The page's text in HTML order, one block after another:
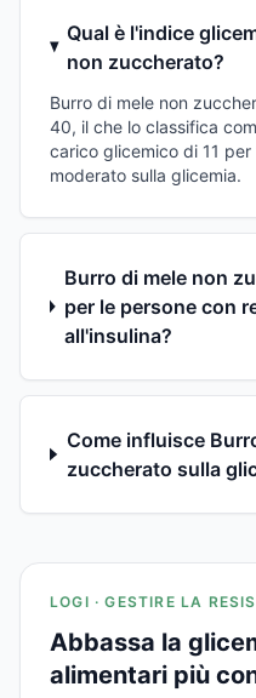
Qual è l'indice
non zuccherato?
Burro di mele non
40, il che lo classifica
carico glicemico di 11
moderato sulla glicemia.
Burro di mele non
per le persone con
all'insulina?
Come influisce
zuccherato sulla
LOGI · GESTIRE LA
Abbassa la
alimentari più